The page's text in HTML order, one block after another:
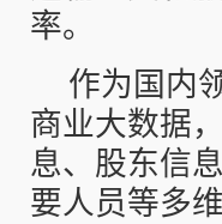
率。
作为国内
商业大数据
息、股东信
要人员等多